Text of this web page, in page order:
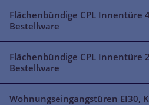
Flächenbündige CPL Innentüre
Bestellware
Flächenbündige CPL Innentüre
Bestellware
Wohnungseingangstüren EI30,